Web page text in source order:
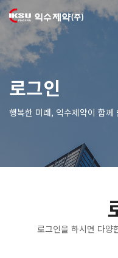
로그인
행복한 미래, 익수제약이 함께
로그인을 하시면 다양